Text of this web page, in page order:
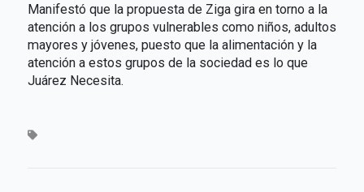
Manifestó que la propuesta de Ziga gira en torno a la
atención a los grupos vulnerables como niños, adultos
mayores y jóvenes, puesto que la alimentación y la
atención a estos grupos de la sociedad es lo que
Juárez Necesita.